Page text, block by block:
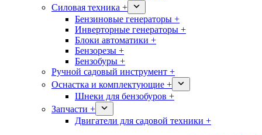
Силовая техника +
Бензиновые генераторы +
Инверторные генераторы +
Блоки автоматики +
Бензорезы +
Бензобуры +
Ручной садовый инструмент +
Оснастка и комплектующие +
Шнеки для бензобуров +
Запчасти +
Двигатели для садовой техники +